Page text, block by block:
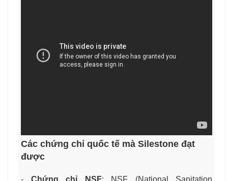
Các chứng chỉ quốc tế mà Silestone đạt
được